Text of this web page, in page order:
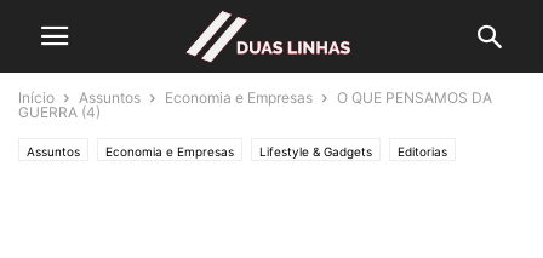
Início Assuntos Economia e Empresas
O QUE PENSAMOS DA
GUERRA (4)
Assuntos Economia e Empresas Lifestyle & Gadgets Editorias